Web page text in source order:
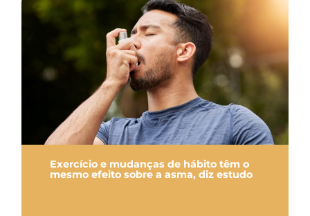
Exercício e mudanças de hábito têm o
mesmo efeito sobre a asma, diz estudo